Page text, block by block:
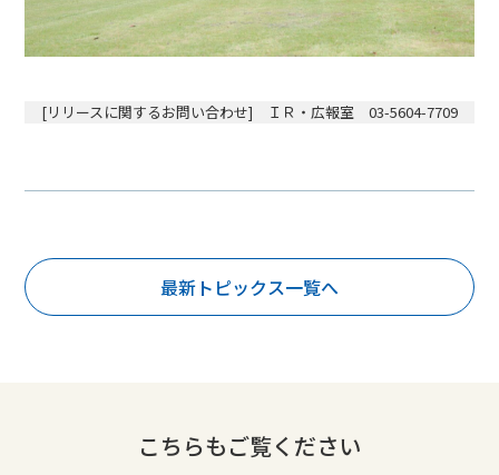
[リリースに関するお問い合わせ] ＩＲ・広報室 03-5604-7709
最新トピックス一覧へ
こちらもご覧ください